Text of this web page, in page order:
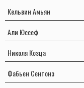
Кельвин Амьян
Али Юссеф
Николя Козца
Фабьен Сентонз